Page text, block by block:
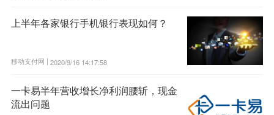
上半年各家银行手机银行表现如何？
移动支付网 | 2020/9/16 14:17:58
一卡易半年营收增长净利润腰斩，现金
流出问题